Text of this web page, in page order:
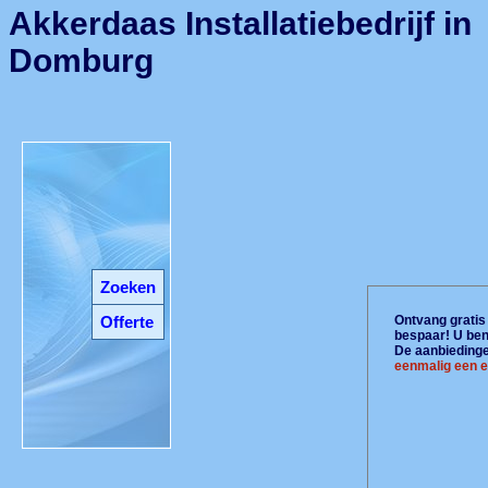
Zoeken
Offerte
Akkerdaas Installatiebedrijf in
Domburg
Ontvang
bespaar! U
De
eenmalig een